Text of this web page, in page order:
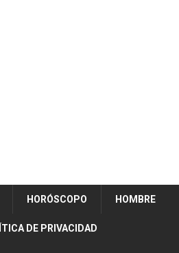
HORÓSCOPO HOMBRE
DE PRIVACIDAD